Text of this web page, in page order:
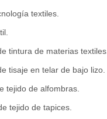
textiles.
tintura de materias textiles.
tisaje en telar de bajo lizo.
tejido de alfombras.
tejido de tapices.